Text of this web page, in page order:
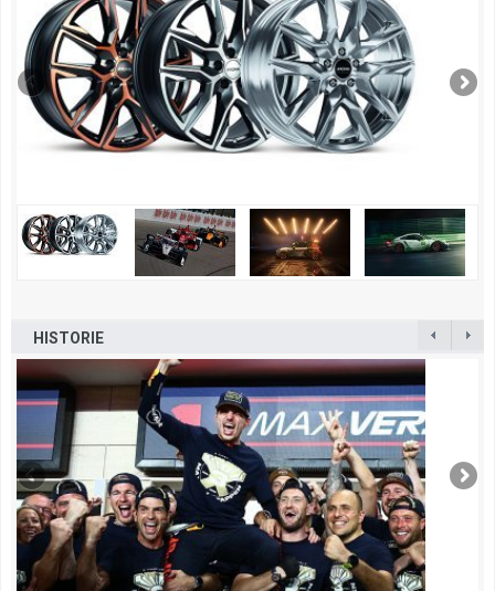
HISTORIE